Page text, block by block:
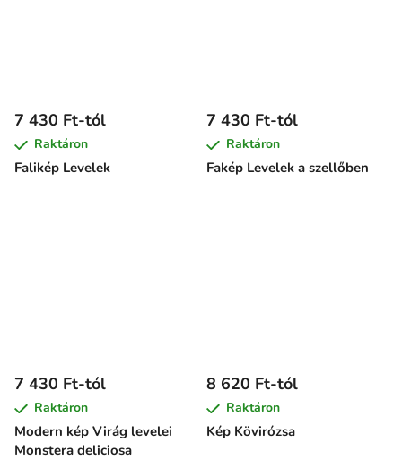
Falikép Levelek
7 430 Ft-tól
Raktáron
Fakép Levelek a szellőben
7 430 Ft-tól
Raktáron
Modern kép Virág levelei
Monstera deliciosa
7 430 Ft-tól
Raktáron
Kép Kövirózsa
8 620 Ft-tól
Raktáron